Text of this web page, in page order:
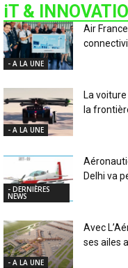
iT &
- A LA UNE
Air
- A LA UNE
La
la
- DERNIÈRES
NEWS
Delhi va
- A LA UNE
Avec
ses ailes